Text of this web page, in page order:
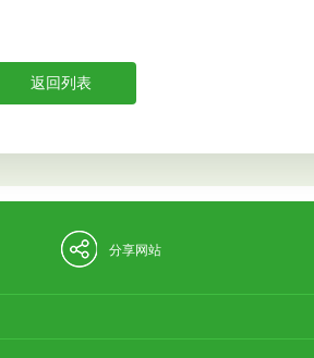
返回列表
分享网站